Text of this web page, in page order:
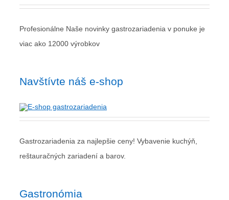
Profesionálne Naše novinky gastrozariadenia v ponuke je
viac ako 12000 výrobkov
Navštívte náš e-shop
Gastrozariadenia za najlepšie ceny! Vybavenie kuchýň,
reštauračných zariadení a barov.
Gastronómia